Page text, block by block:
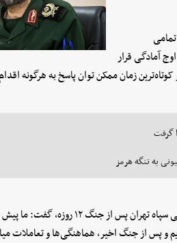
آمادگی قرار
زمان ممکن توان پاسخ به هرگونه
گرفت
به تنگه هرمز
فرمانده سپاه تهران بزرگ در ادامه درباره
و پس از جنگ اخیر، هماهنگی‌ها و